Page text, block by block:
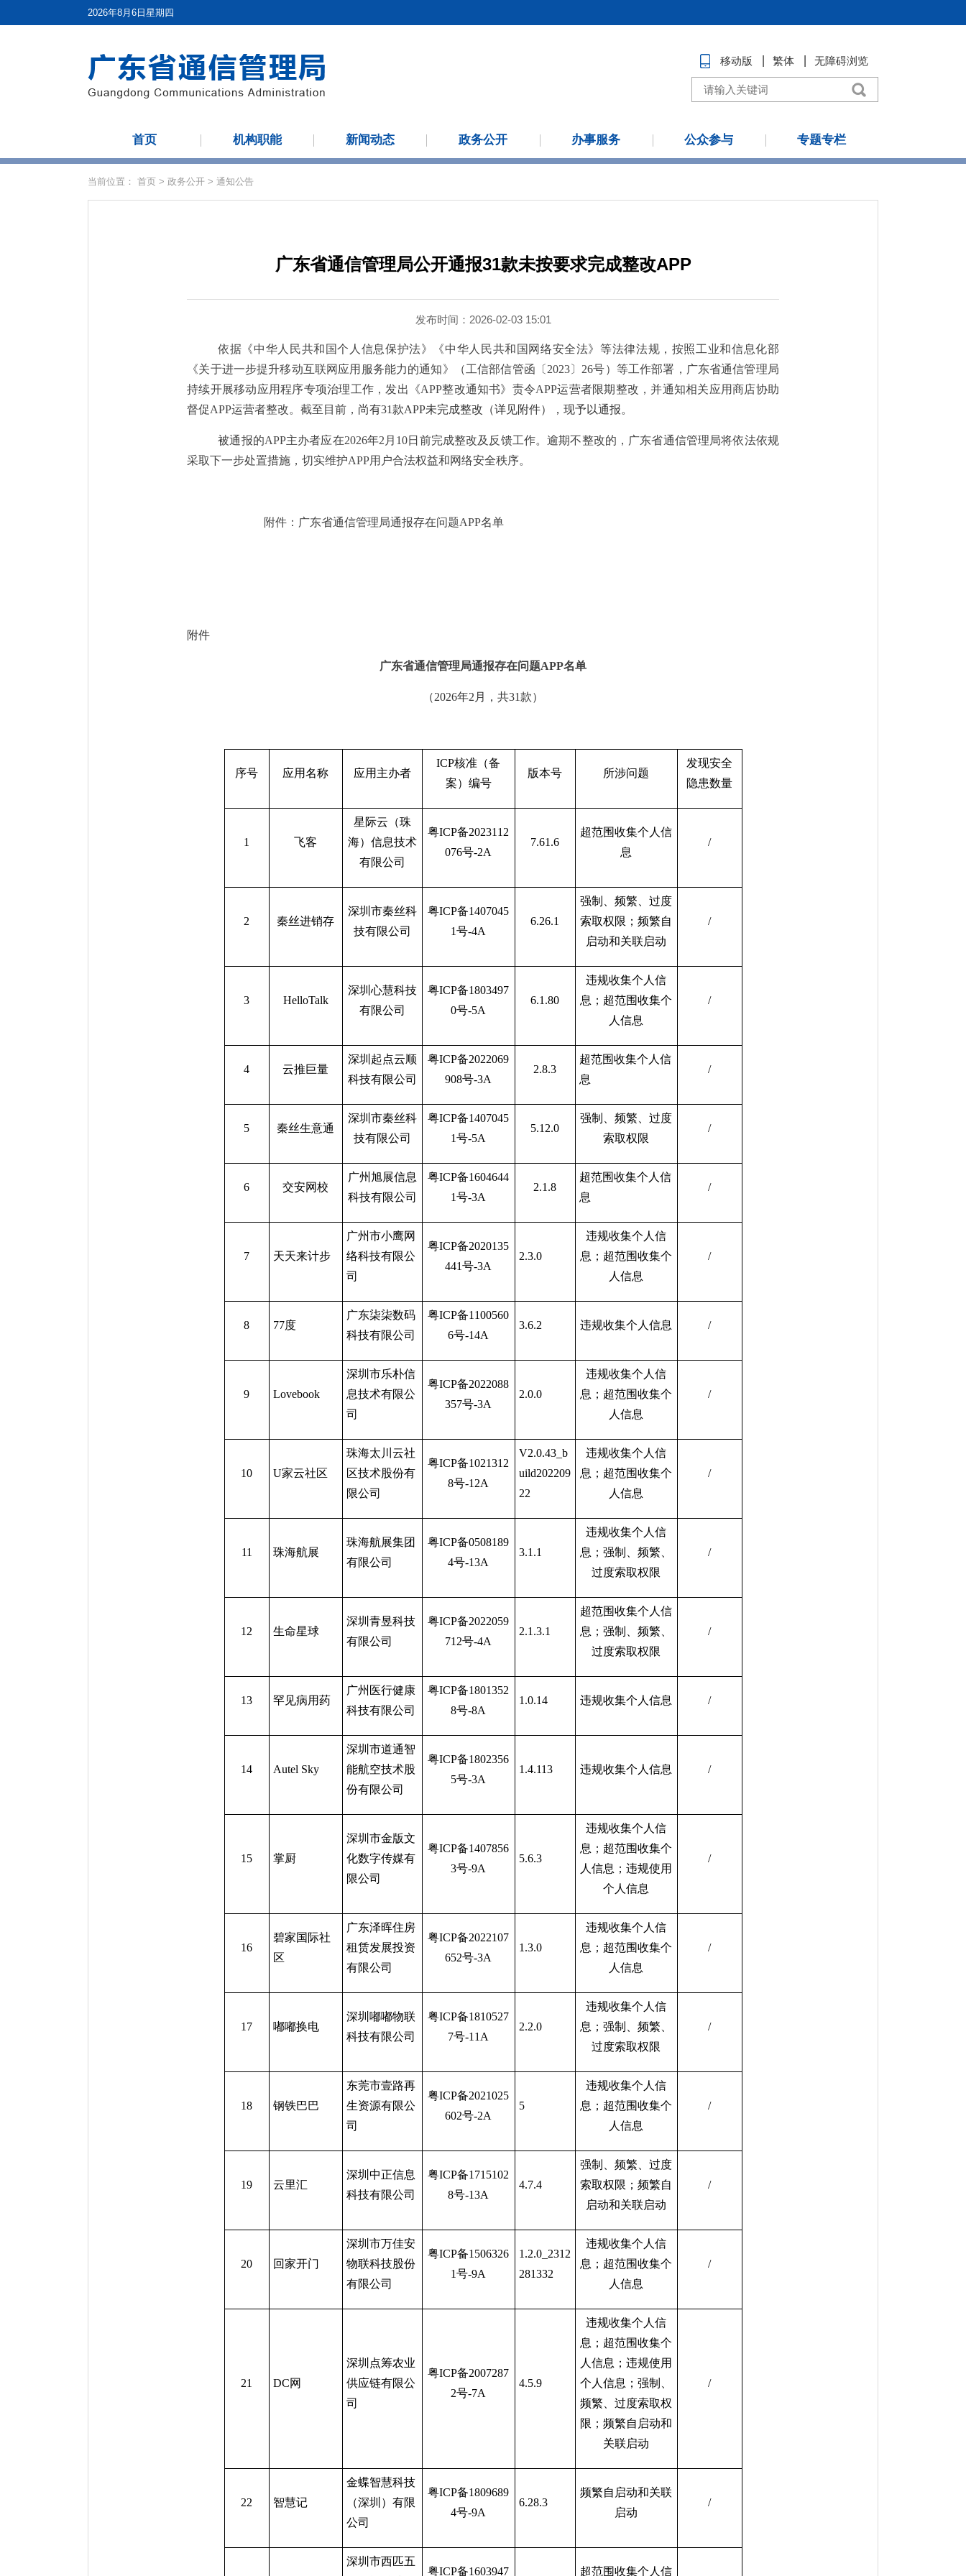
2026年8月6日星期四
移动版 繁体 无障碍浏览
首页 机构职能 新闻动态 政务公开 办事服务 公众参与 专题专栏
当前位置： 首页 > 政务公开 > 通知公告
广东省通信管理局公开通报31款未按要求完成整改APP
发布时间：2026-02-03 15:01
依据《中华人民共和国个人信息保护法》《中华人民共和国网络安全法》等法律法规，按照工业和信息化部
《关于进一步提升移动互联网应用服务能力的通知》（工信部信管函〔 2023〕 26号）等工作部署，广东省通信管理局
持续开展移动应用程序专项治理工作，发出《APP整改通知书》责令APP运营者限期整改，并通知相关应用商店协助
督促APP运营者整改。截至目前， 尚有31款APP未完成整改（详见附件），现予以通报。
被通报的APP主办者应在2026年2 月 10日前完成整改及反馈工作。逾期不整改的，广东省通信管理局将依法依规
采取下一步处置措施，切实维护APP用户合法权益和网络安全秩序。
附件：广东省通信管理局通报存在问题APP名单
附件
广东省通信管理局通报存在问题APP名单
（2026年2 月，共31款）
序号 应用名称 应用主办者
ICP核准（备
案）编号
版本号 所涉问题
发现安全
隐患数量
1 飞客
星际云（珠
海）信息技术
有限公司
粤ICP备2023112
076号-2A
7.61.6
超范围收集个人信
息
/
2 秦丝进销存
深圳市秦丝科
技有限公司
粤ICP备1407045
1号-4A
6.26.1
强制、频繁、过度
索取权限；频繁自
启动和关联启动
/
3 HelloTalk
深圳心慧科技
有限公司
粤ICP备1803497
0号-5A
6.1.80
违规收集个人信
息；超范围收集个
人信息
/
4 云推巨量
深圳起点云顺
科技有限公司
粤ICP备2022069
908号-3A
2.8.3
超范围收集个人信
息
/
5 秦丝生意通
深圳市秦丝科
技有限公司
粤ICP备1407045
1号-5A
5.12.0
强制、频繁、过度
索取权限
/
6 交安网校
广州旭展信息
科技有限公司
粤ICP备1604644
1号-3A
2.1.8
超范围收集个人信
息
/
7 天天来计步
广州市小鹰网
络科技有限公
司
粤ICP备2020135
441号-3A
2.3.0
违规收集个人信
息；超范围收集个
人信息
/
8 77度
广东柒柒数码
科技有限公司
粤ICP备1100560
6号-14A
3.6.2 违规收集个人信息 /
9 Lovebook
深圳市乐朴信
息技术有限公
司
粤ICP备2022088
357号-3A
2.0.0
违规收集个人信
息；超范围收集个
人信息
/
10 U家云社区
珠海太川云社
区技术股份有
限公司
粤ICP备1021312
8号-12A
V2.0.43_b
uild202209
22
违规收集个人信
息；超范围收集个
人信息
/
11 珠海航展
珠海航展集团
有限公司
粤ICP备0508189
4号-13A
3.1.1
违规收集个人信
息；强制、频繁、
过度索取权限
/
12 生命星球
深圳青昱科技
有限公司
粤ICP备2022059
712号-4A
2.1.3.1
超范围收集个人信
息；强制、频繁、
过度索取权限
/
13 罕见病用药
广州医行健康
科技有限公司
粤ICP备1801352
8号-8A
1.0.14 违规收集个人信息 /
14 Autel Sky
深圳市道通智
能航空技术股
份有限公司
粤ICP备1802356
5号-3A
1.4.113 违规收集个人信息 /
15 掌厨
深圳市金版文
化数字传媒有
限公司
粤ICP备1407856
3号-9A
5.6.3
违规收集个人信
息；超范围收集个
人信息；违规使用
个人信息
/
16
碧家国际社
区
广东泽晖住房
租赁发展投资
有限公司
粤ICP备2022107
652号-3A
1.3.0
违规收集个人信
息；超范围收集个
人信息
/
17 嘟嘟换电
深圳嘟嘟物联
科技有限公司
粤ICP备1810527
7号-11A
2.2.0
违规收集个人信
息；强制、频繁、
过度索取权限
/
18 钢铁巴巴
东莞市壹路再
生资源有限公
司
粤ICP备2021025
602号-2A
5
违规收集个人信
息；超范围收集个
人信息
/
19 云里汇
深圳中正信息
科技有限公司
粤ICP备1715102
8号-13A
4.7.4
强制、频繁、过度
索取权限；频繁自
启动和关联启动
/
20 回家开门
深圳市万佳安
物联科技股份
有限公司
粤ICP备1506326
1号-9A
1.2.0_2312
281332
违规收集个人信
息；超范围收集个
人信息
/
21 DC网
深圳点筹农业
供应链有限公
司
粤ICP备2007287
2号-7A
4.5.9
违规收集个人信
息；超范围收集个
人信息；违规使用
个人信息；强制、
频繁、过度索取权
限；频繁自启动和
关联启动
/
22 智慧记
金蝶智慧科技
（深圳）有限
公司
粤ICP备1809689
4号-9A
6.28.3
频繁自启动和关联
启动
/
深圳市西匹五
粤ICP备1603947
超范围收集个人信